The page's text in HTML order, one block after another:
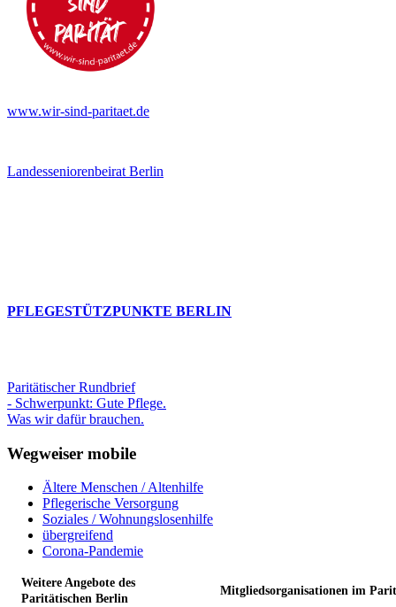
www.wir-sind-paritaet.de
Landesseniorenbeirat Berlin
PFLEGESTÜTZPUNKTE BERLIN
Paritätischer Rundbrief
- Schwerpunkt: Gute Pflege.
Was wir dafür brauchen.
Wegweiser mobile
Ältere Menschen / Altenhilfe
Pflegerische Versorgung
Soziales / Wohnungslosenhilfe
übergreifend
Corona-Pandemie
Weitere Angebote des
Paritätischen Berlin
Mitgliedsorganisationen im